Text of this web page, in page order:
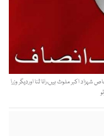
اکبر ملوث ہیں،رانا ثنا اوردیگر وزرا